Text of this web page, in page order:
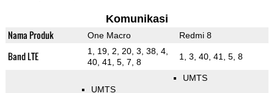
Komunikasi
Nama Produk One Macro Redmi 8
Band LTE
1, 19, 2, 20, 3, 38, 4,
40, 41, 5, 7, 8
1, 3, 40, 41, 5, 8
UMTS
UMTS